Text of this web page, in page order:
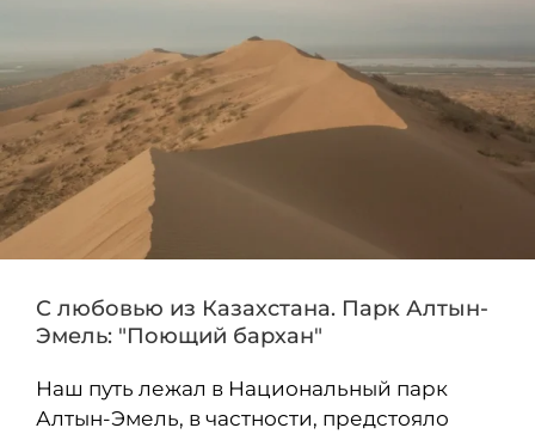
С любовью из Казахстана. Парк Алтын-
Эмель: "Поющий бархан"
Наш путь лежал в Национальный парк
Алтын-Эмель, в частности, предстояло